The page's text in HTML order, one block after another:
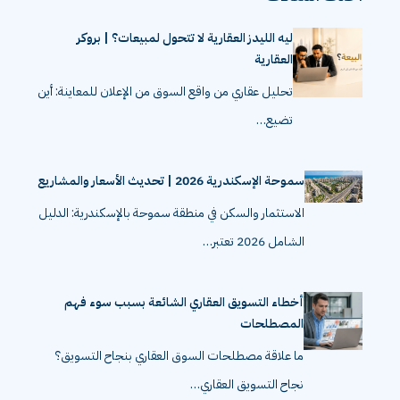
ليه الليدز العقارية لا تتحول لمبيعات؟ | بروكر
العقارية
تحليل عقاري من واقع السوق من الإعلان للمعاينة: أين
تضيع…
سموحة الإسكندرية 2026 | تحديث الأسعار والمشاريع
الاستثمار والسكن في منطقة سموحة بالإسكندرية: الدليل
الشامل 2026 تعتبر…
أخطاء التسويق العقاري الشائعة بسبب سوء فهم
المصطلحات
ما علاقة مصطلحات السوق العقاري بنجاح التسويق؟
نجاح التسويق العقاري…